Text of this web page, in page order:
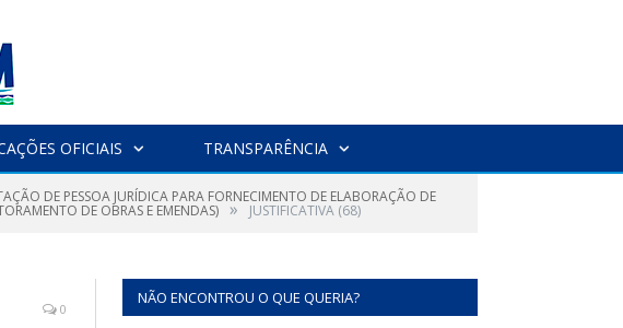
OFICIAIS TRANSPARÊNCIA
DE PESSOA JURÍDICA PARA FORNECIMENTO DE ELABORAÇÃO DE
DE OBRAS E EMENDAS) » JUSTIFICATIVA (68)
0
NÃO ENCONTROU O QUE QUERIA?